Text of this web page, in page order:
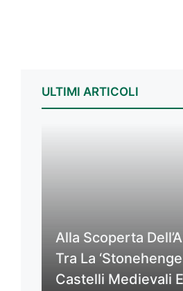
ULTIMI ARTICOLI
Alla Scoperta
Tra La ‘Stonehenge
Castelli Medievali